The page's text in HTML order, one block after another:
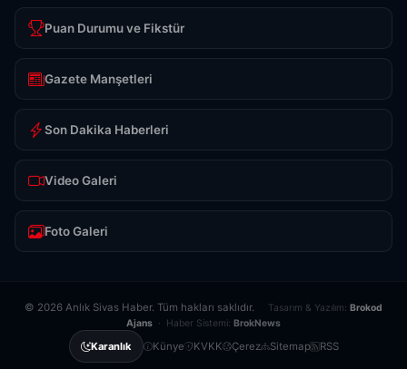
Puan Durumu ve Fikstür
Gazete Manşetleri
Son Dakika Haberleri
Video Galeri
Foto Galeri
© 2026 Anlık Sivas Haber. Tüm hakları saklıdır. Tasarım & Yazılım: Brokod
Ajans · Haber Sistemi: BrokNews
Karanlık Künye KVKK Çerez Sitemap RSS